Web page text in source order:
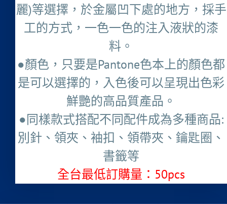
麗)等選擇，於金屬凹下處的地方，採手
工的方式，一色一色的注入液狀的漆
料。
●顏色，只要是Pantone色本上的顏色都
是可以選擇的，入色後可以呈現出色彩
鮮艷的高品質產品。
●同樣款式搭配不同配件成為多種商品:
別針、領夾、袖扣、領帶夾、鑰匙圈、
書籤等
全台最低訂購量：50pcs